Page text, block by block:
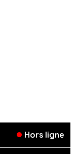
Hors ligne